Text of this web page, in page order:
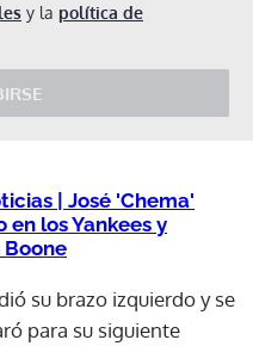
y la política de
| José 'Chema'
los Yankees y
Boone
su brazo izquierdo y se
para su siguiente